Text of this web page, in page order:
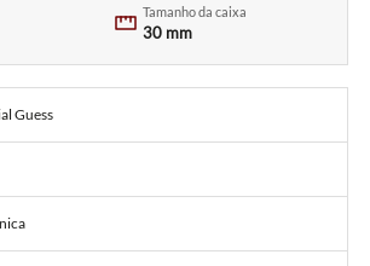
Tamanho da caixa
30 mm
Guess